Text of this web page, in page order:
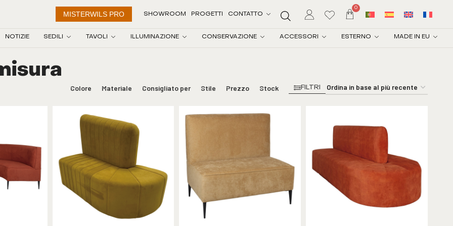
MISTERWILS PRO SHOWROOM PROGETTI CONTATTO
0
NOTIZIE SEDILI TAVOLI ILLUMINAZIONE CONSERVAZIONE ACCESSORI ESTERNO MADE IN EU
FILTRI
Colore Materiale Consigliato per Stile Prezzo Stock